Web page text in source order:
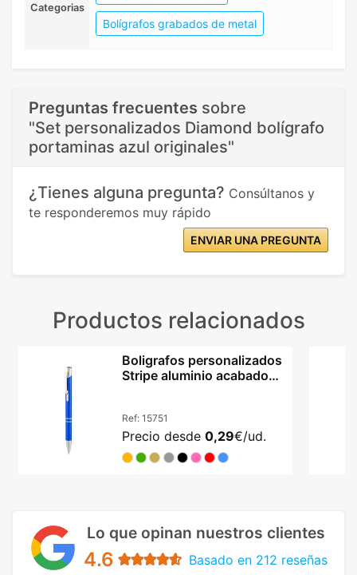
Categorias
Bolígrafos grabados de metal
Preguntas frecuentes sobre
"Set personalizados Diamond bolígrafo
portaminas azul originales"
¿Tienes alguna pregunta? Consúltanos y
te responderemos muy rápido
ENVIAR UNA PREGUNTA
Productos relacionados
Boligrafos personalizados
Stripe aluminio acabado
Ref: 15751
Precio desde 0,29€/ud.
Lo que opinan nuestros clientes
4.6 Basado en 212 reseñas